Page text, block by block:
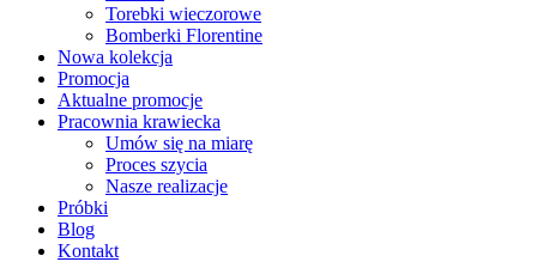
Torebki wieczorowe
Bomberki Florentine
Nowa kolekcja
Promocja
Aktualne promocje
Pracownia krawiecka
Umów się na miarę
Proces szycia
Nasze realizacje
Próbki
Blog
Kontakt